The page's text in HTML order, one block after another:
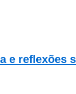
e reflexões